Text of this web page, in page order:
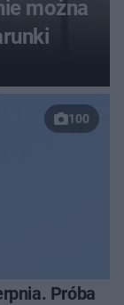
można
100
Próba